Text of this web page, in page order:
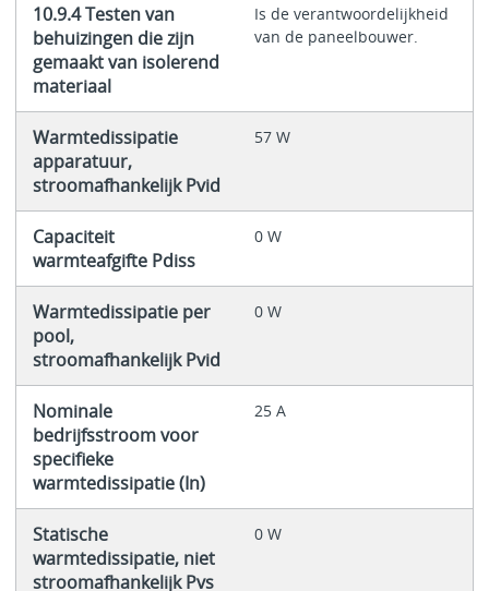
10.9.4 Testen van
behuizingen die zijn
gemaakt van isolerend
materiaal
Is de verantwoordelijkheid
van de paneelbouwer.
Warmtedissipatie
apparatuur,
stroomafhankelijk Pvid
57 W
Capaciteit
warmteafgifte Pdiss
0 W
Warmtedissipatie per
pool,
stroomafhankelijk Pvid
0 W
Nominale
bedrijfsstroom voor
specifieke
warmtedissipatie (In)
25 A
Statische
warmtedissipatie, niet
stroomafhankelijk Pvs
0 W